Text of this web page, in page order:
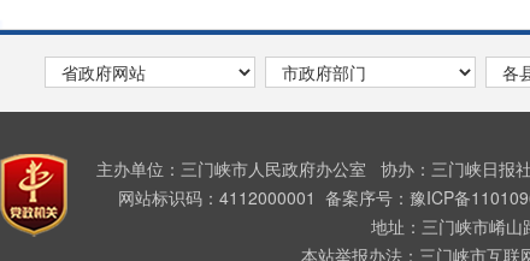
主办单位：三门峡市人民政府办公室 协办：三门峡日报社
网站标识码：4112000001 备案序号：豫ICP备
地址：三门峡市崤山
本站举报办法：三门峡市互联